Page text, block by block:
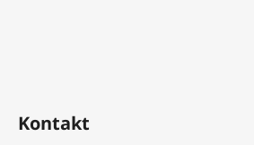
Kontakt